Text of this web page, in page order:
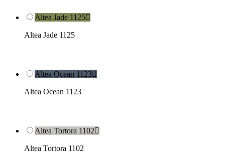
Altea Jade 1125
Altea Jade 1125
Altea Ocean 1123
Altea Ocean 1123
Altea Tortora 1102
Altea Tortora 1102